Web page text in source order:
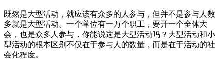
既然是大型活动，就应该有众多的人参与，但并不是参与人数
多就是大型活动。一个单位有一万个职工，要开一个全体大
会，也是众多人参与，你能说这是大型活动吗？大型活动和小
型活动的根本区别不仅在于参与人的数量，而是在于活动的社
会化程度。